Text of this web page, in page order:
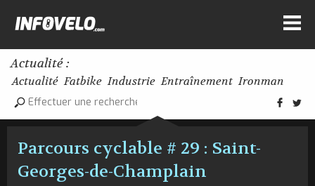
Actualité :
Actualité Fatbike Industrie Entraînement Ironman
Parcours cyclable # 29 : Saint-
Georges-de-Champlain